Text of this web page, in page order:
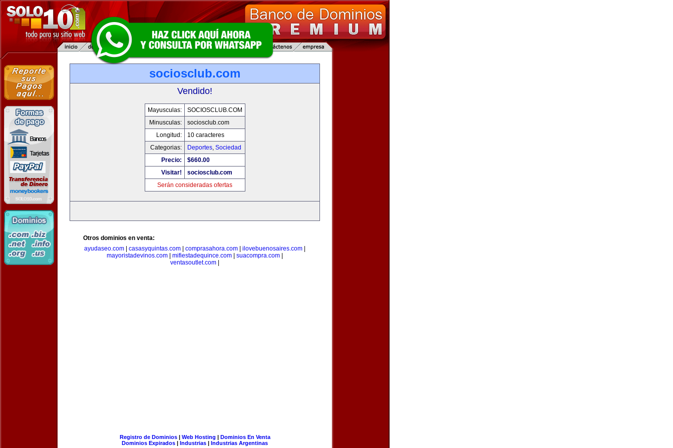
sociosclub.com
Vendido!
Mayusculas:
SOCIOSCLUB.COM
Minusculas:
sociosclub.com
Longitud:
10 caracteres
Categorias:
Deportes, Sociedad
Precio:
$660.00
Visitar!
sociosclub.com
Serán consideradas ofertas
Otros dominios en venta:
ayudaseo.com
casasyquintas.com comprasahora.com ilovebuenosaires.com
mayoristadevinos.com
mifiestadequince.com suacompra.com
ventasoutlet.com
Registro de Dominios| Web Hosting | Dominios En Venta
Dominios Expirados | Industrias | Industrias Argentinas